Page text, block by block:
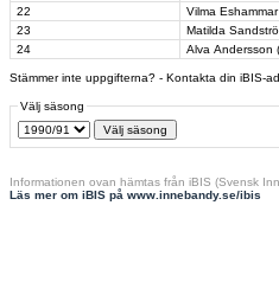
22
Vilma
23
Matilda
24
Alva Andersson
Stämmer inte uppgifterna? - Kontakta din iBIS-
Välj säsong
Informationen ovan hämtas från iBIS (Svensk
Läs mer om iBIS på www.innebandy.se/ibis